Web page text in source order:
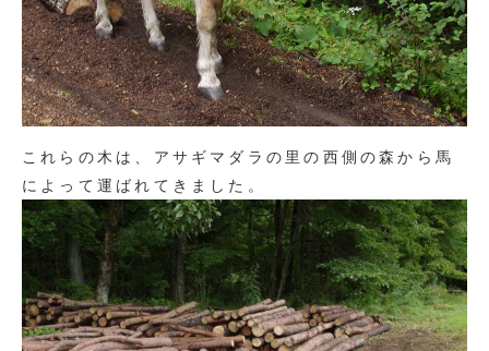
これらの木は、アサギマダラの里の西側の森から馬
によって運ばれてきました。